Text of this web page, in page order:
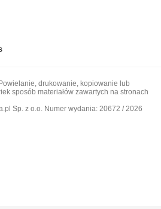
drukowanie, kopiowanie lub
sposób materiałów zawartych na stronach
Sp. z o.o. Numer wydania: 20672 / 2026